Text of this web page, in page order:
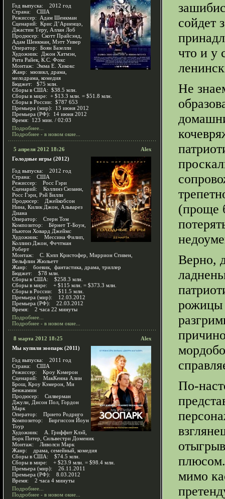
Год выпуска: 2012 год
Страна: США
Режиссер: Адам Шенкман
Сценарий: Крис Д’Ариенцо,
Джастин Теру, Аллан Лоб
Продюсер: Скотт Прайсэнд,
Адам Шенкман, Мэтт Уивер
Оператор: Боян Базелли
Художник: Джон Хатмэн,
Рита Райек, К.С. Фокс
Монтаж: Эмма Е. Хикокс
Жанр: мюзикл, драма,
мелодрама, комедия
Бюджет: $75 млн.
Сборы в США: $38.5 млн.
Сборы в мире: + $13.3 млн. = $51.8 млн.
Сборы в России: $787 653
Премьера (мир): 13 июня 2012
Премьера (РФ): 14 июня 2012
Время: 123 мин. / 02:03
Подробнее...
Подробнее - в новом окне...
5 апреля 2012 18:26
Alex
Голодные игры (2012)
Год выпуска: 2012 год
Страна: США
Режиссер: Росс Гэри
Сценарий: Коллинз Сюзанн,
Росс Гэри, Рэй Билли
Продюсер: Джейкобсон
Нина, Килик Джон, Альварез
Диана
Оператор: Стерн Том
Композитор: Бёрнет Т-Боун,
Ньютон Ховард Джеймс
Художник: Мессина Филип,
Коллинз Джон, Фечтман
Роберт
Монтаж: С. Кэпп Кристофер, Миррион Стивен,
Вельфлин Жюльетт
Жанр: боевик, фантастика, драма, триллер
Бюджет: $78 млн.
Сборы в США: $258.3 млн.
Сборы в мире: + $115 млн. = $373.3 млн.
Сборы в России: $11.5 млн.
Премьера (мир): 12.03.2012
Премьера (РФ): 22.03.2012
Время: 2 часа 22 минуты
Подробнее...
Подробнее - в новом окне...
8 марта 2012 18:25
Alex
Мы купили зоопарк (2011)
Год выпуска: 2011 год
Страна: США
Режиссер: Кроу Кэмерон
Сценарий: МакКенна Алин
Брош, Кроу Кэмерон, Ми
Бенжамин
Продюсер: Силверман
Джули, Дисон Пол, Гордон
Марк
Оператор: Прието Родриго
Композитор: Биргиссон Йоун
Тоур
Художник: А. Гриффит Клэй,
Борк Питер, Сильвестри Доменик
Монтаж: Ливолси Марк
Жанр: драма, семейный, комедия
Сборы в США: $74.5 млн.
Сборы в мире: + $23.9 млн. = $98.4 млн.
Премьера (мир): 26.11.2011
Премьера (РФ): 8.03.2012
Время: 2 часа 4 минуты
Подробнее...
Подробнее - в новом окне...
сойдет
что и у
Не
(проще
Верно,
рожицы
По-
мимо